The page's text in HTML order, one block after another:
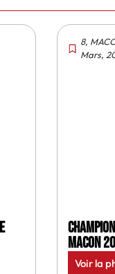
8,
Mars,
Macon
Voir la